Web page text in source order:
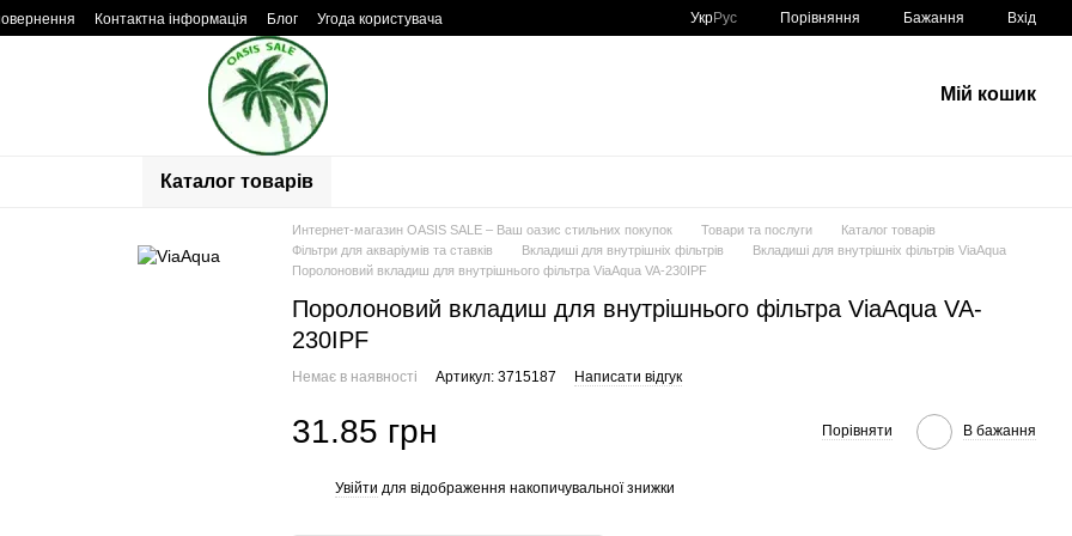
Контактна інформація Блог
Угода користувача
УкрРус Порівняння Бажання Вхід
Мій кошик
Каталог товарів
Интернет-магазин OASIS SALE – Ваш оазис стильних покупок Товари та послуги
Каталог товарів
Фільтри для акваріумів та ставків
Вкладиші для внутрішніх фільтрів
Вкладиші для внутрішніх фільтрів ViaAqua
Поролоновий вкладиш для внутрішнього фільтра ViaAqua VA-230IPF
Поролоновий вкладиш для внутрішнього фільтра ViaAqua VA-
230IPF
Немає в наявності Артикул: 3715187 Написати відгук
31.85 грн Порівняти В бажання
Увійти для відображення накопичувальної знижки